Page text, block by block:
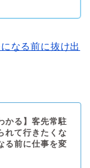
なる前に抜け出
かる】客先常駐
れて行きたくな
る前に仕事を変